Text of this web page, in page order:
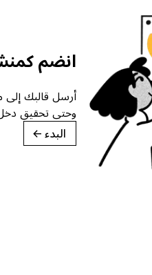
انضم
وحتى تحقيق
البدء →